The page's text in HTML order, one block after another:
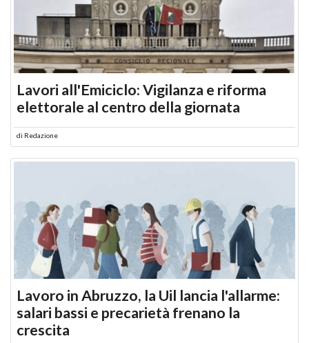
Lavori all'Emiciclo: Vigilanza e riforma
elettorale al centro della giornata
di Redazione
Lavoro in Abruzzo, la Uil lancia l'allarme:
salari bassi e precarietà frenano la
crescita